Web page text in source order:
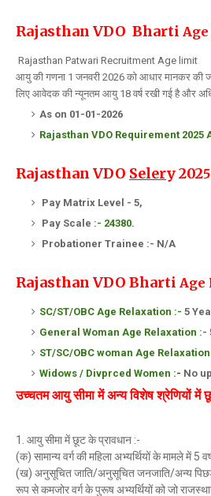
Rajasthan VDO Bharti
Rajasthan Patwari Recruitment Age limit
आयु की गणना 1 जनवरी 2026 को आधार मानकर की
लिए आवेदक की न्यूनतम आयु 18 वर्ष रखी गई है और
As on 01-01-2026
Rajasthan VDO Requirement 2025
Rajasthan VDO Selery 2025
Pay Matrix Level - 5,
Pay Scale :- 24380.
Probationer Trainee :- N/A
Rajasthan VDO Bharti Age
SC/ST/OBC Age Relaxation :- 5
General Woman Age Relaxation :-
ST/SC/OBC woman Age
Widows / Divprced Women :- No
उच्चतम आयु सीमा में अन्य विशेष श्रेणियों में
1. आयु सीमा में छूट के प्रावधान :-
(क) सामान्य वर्ग की महिला अभ्यर्थियों के मामले में 5
(ख) अनुसूचित जाति/अनुसूचित जनजाति/अन्य
रूप से कमजोर वर्ग के पुरूष अभ्यर्थियों को जो